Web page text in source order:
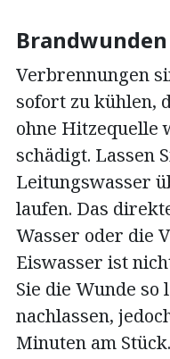
Verbrennungen
sofort zu kühlen,
ohne Hitzequelle
schädigt. Lassen
Leitungswasser
laufen. Das
Wasser oder die
Eiswasser ist
Sie die Wunde so
nachlassen,
Minuten am Stück.